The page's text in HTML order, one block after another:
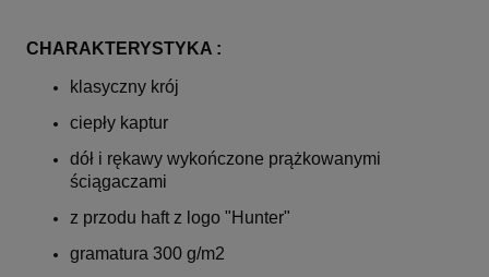
CHARAKTERYSTYKA :
klasyczny krój
ciepły kaptur
dół i rękawy wykończone prążkowanymi
ściągaczami
z przodu haft z logo "Hunter"
gramatura 300 g/m2